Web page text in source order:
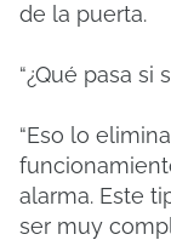
de la puerta.
“¿Qué pasa
“Eso lo
alarma. Este
ser muy